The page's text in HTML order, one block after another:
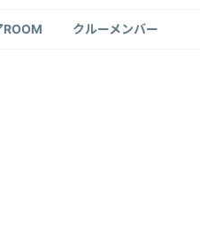
ROOM クルーメンバー